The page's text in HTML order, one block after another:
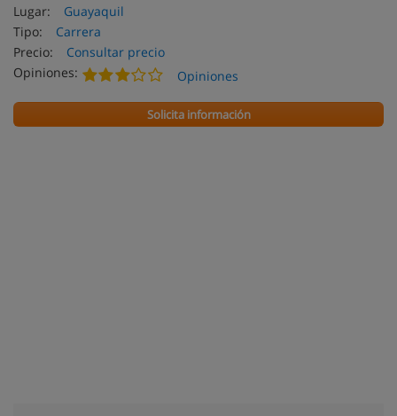
Lugar:
Guayaquil
Tipo:
Carrera
Precio:
Consultar precio
Opiniones:
Opiniones
Solicita información